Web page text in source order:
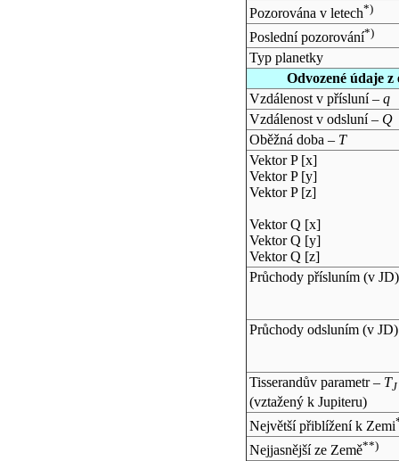
Pozorována v letech*)
Poslední pozorování*)
Typ planetky
Odvozené údaje
Vzdálenost v přísluní – q
Vzdálenost v odsluní – Q
Oběžná doba – T
Vektor P [x]
Vektor P [y]
Vektor P [z]
Vektor Q [x]
Vektor Q [y]
Vektor Q [z]
Průchody přísluním (v JD)
Průchody odsluním (v JD)
Tisserandův parametr – TJ
(vztažený k Jupiteru)
Největší přiblížení k Zemi
Nejjasnější ze Země**)